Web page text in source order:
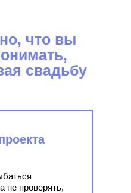
не проверять,
что вы
свадьбу